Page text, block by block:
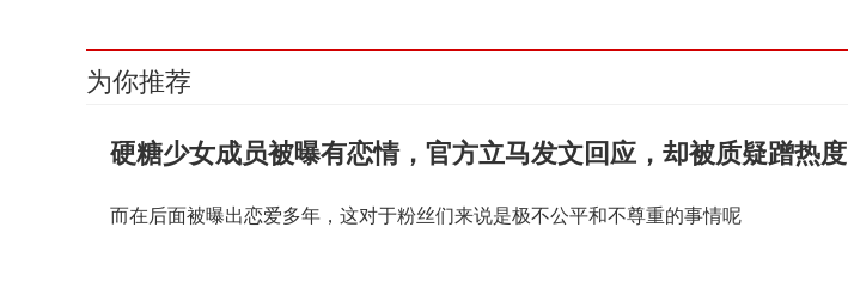
为你推荐
硬糖少女成员被曝有恋情，官方立马发文回应，却被质疑蹭热度
而在后面被曝出恋爱多年，这对于粉丝们来说是极不公平和不尊重的事情呢